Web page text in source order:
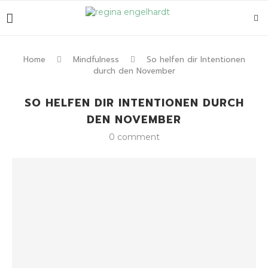
Home Mindfulness
So helfen dir Intentionen
durch den November
SO HELFEN DIR INTENTIONEN DURCH
DEN NOVEMBER
0 comment